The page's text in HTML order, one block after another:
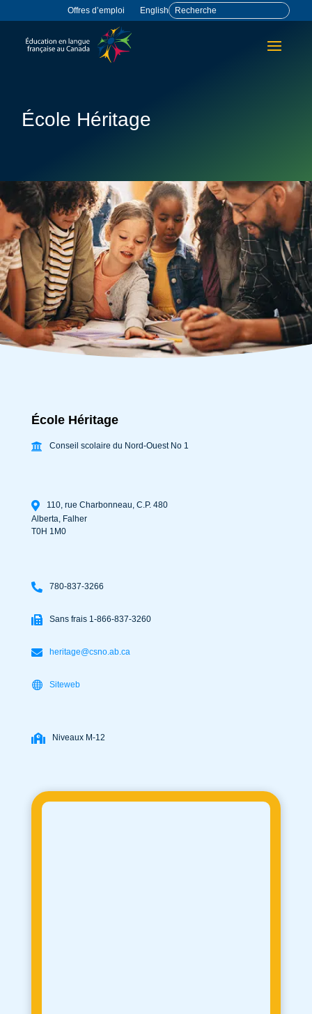
Offres d’emploi English
École Héritage
École Héritage
Conseil scolaire du Nord-Ouest No 1
110, rue Charbonneau, C.P. 480
Alberta, Falher
T0H 1M0
780-837-3266
Sans frais 1-866-837-3260
heritage@csno.ab.ca
Siteweb
Niveaux M-12